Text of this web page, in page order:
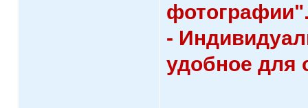
-
удобное для